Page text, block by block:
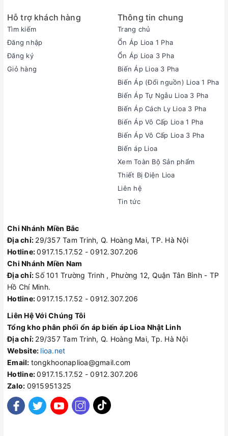
Hỗ trợ khách hàng
Tìm kiếm
Đăng nhập
Đăng ký
Giỏ hàng
Thông tin chung
Trang chủ
Ổn Áp Lioa 1 Pha
Ổn Áp Lioa 3 Pha
Biến Áp Lioa 3 Pha
Biến Áp (Đổi nguồn) Lioa 1 Pha
Biến Áp Tự Ngẫu Lioa 3 Pha
Biến Áp Cách Ly Lioa 3 Pha
Biến Áp Vô Cấp Lioa 1 Pha
Biến Áp Vô Cấp Lioa 3 Pha
Biến áp Lioa
Xem Toàn Bộ Sản phẩm
Thiết Bị Điện Lioa
Liên hệ
Tin tức
Chi Nhánh Miền Bắc
Địa chỉ: 29/357 Tam Trinh, Q. Hoàng Mai, TP. Hà Nội
Hotline:0917.15.17.52 - 0912.307.206
Chi Nhánh Miền Nam
Địa chỉ: Số 101 Trường Trinh , Phường 12, Quận Tân Bình - TP
Hồ Chí Minh.
Hotline:0917.15.17.52 - 0912.307.206
Liên Hệ Với Chúng Tôi
Tổng kho phân phối ổn áp biến áp Lioa Nhật Linh
Địa chỉ: 29/357 Tam Trinh, Q. Hoàng Mai, Tp. Hà Nội
Website: lioa.net
Email: tongkhoonaplioa@gmail.com
Hotline:0917.15.17.52 - 0912.307.206
Zalo: 0915951325